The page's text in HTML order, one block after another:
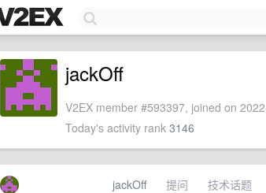
jackOff
V2EX member #593397, joined on
Today's activity rank 3146
jackOff 提问 技术话题